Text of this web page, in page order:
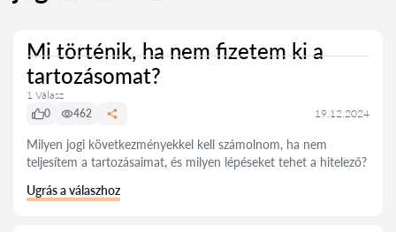
Mi történik, ha nem fizetem ki a
tartozásomat?
1 Válasz
0
462 19.12.2024
Milyen jogi következményekkel kell számolnom, ha nem
teljesítem a tartozásaimat, és milyen lépéseket tehet a hitelező?
Ugrás a válaszhoz